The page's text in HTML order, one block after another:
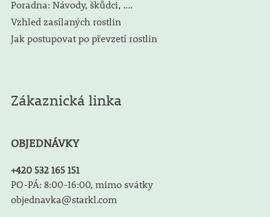
Poradna: Návody, škůdci, ....
Vzhled zasílaných rostlin
Jak postupovat po převzetí rostlin
Zákaznická linka
OBJEDNÁVKY
+420 532 165 151
PO-PÁ: 8:00-16:00, mimo svátky
objednavka@starkl.com